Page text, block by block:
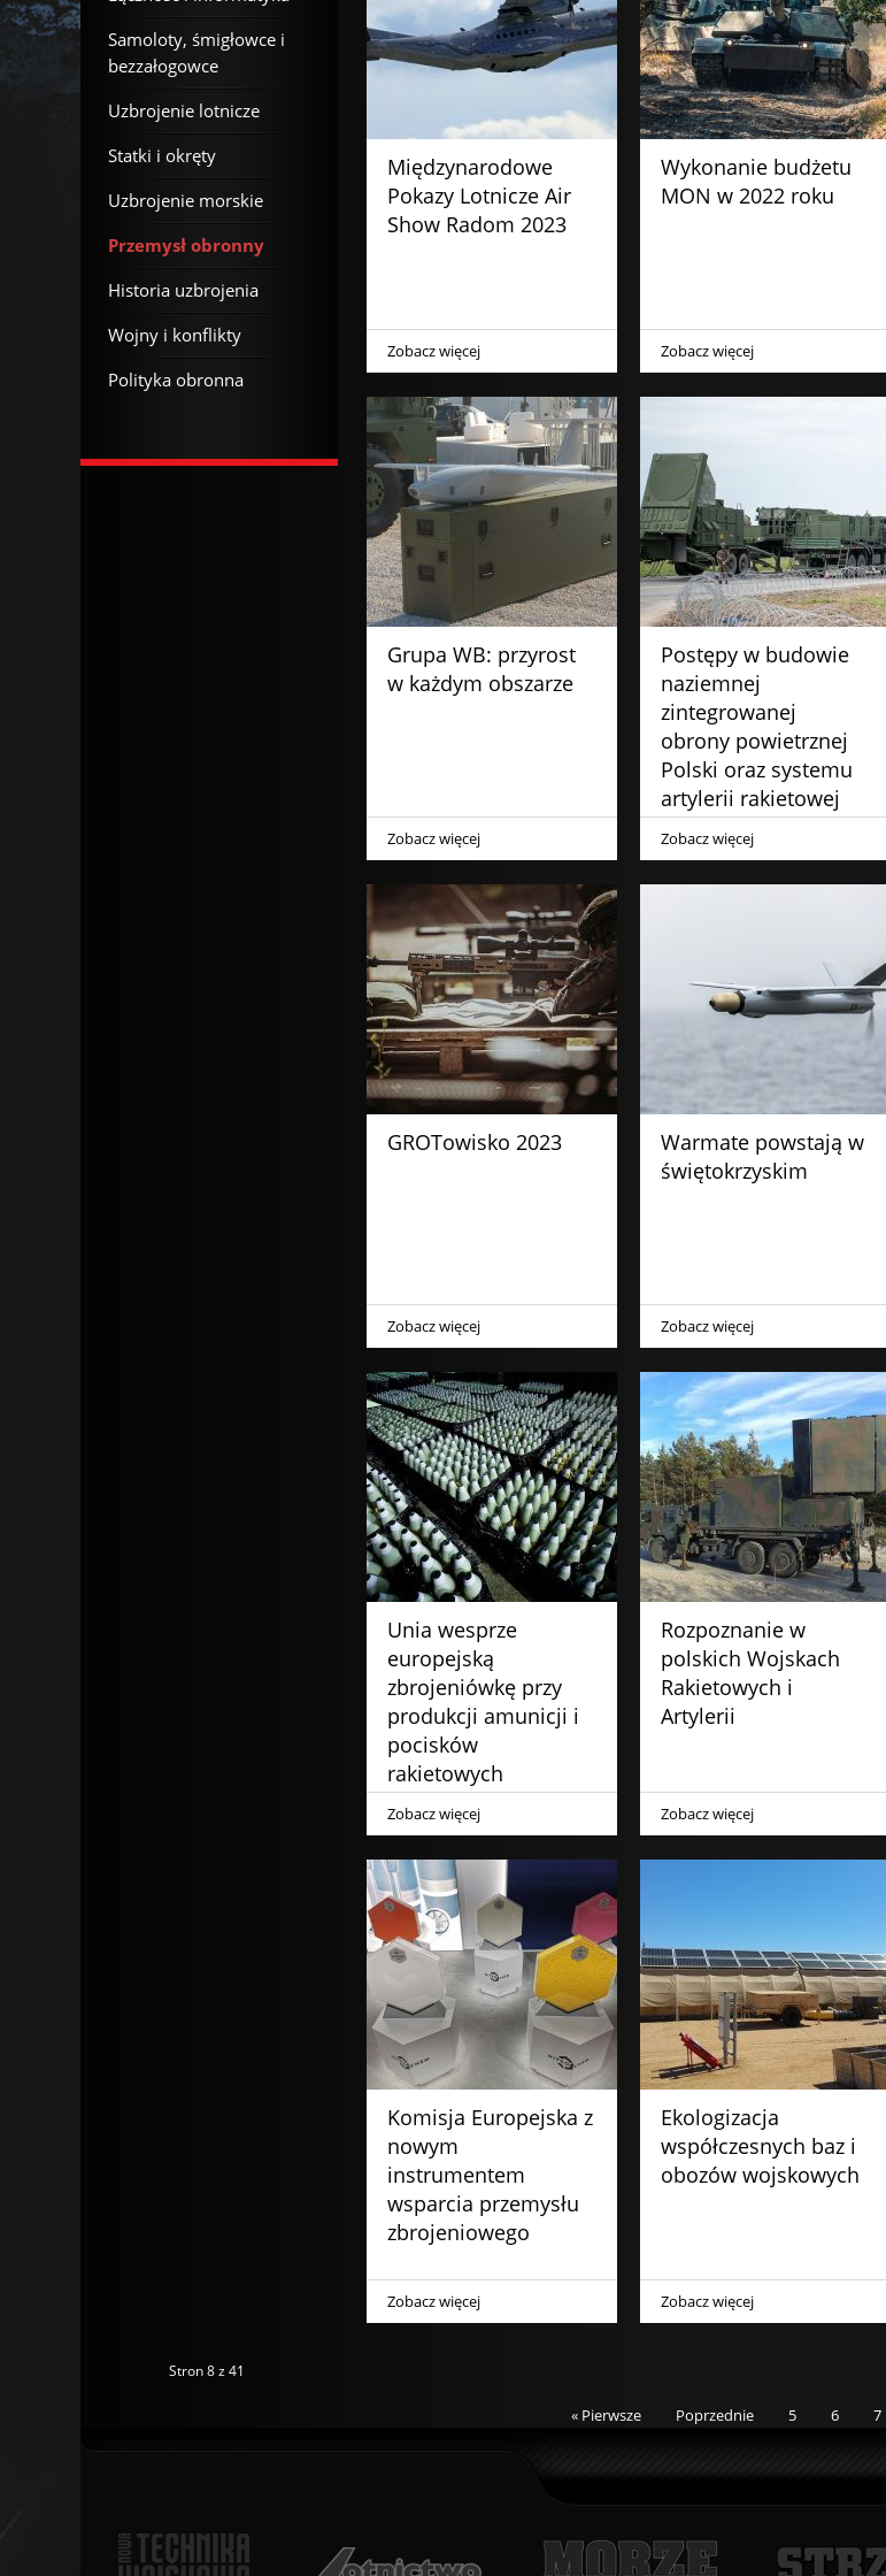
Międzynarodowe
Pokazy Lotnicze Air
Show Radom 2023
Zobacz więcej
Wykonanie budżetu
MON w 2022 roku
Zobacz więcej
Grupa WB: przyrost
w każdym obszarze
Zobacz więcej
Postępy w budowie
naziemnej
zintegrowanej
obrony powietrznej
Polski oraz systemu
artylerii rakietowej
Homar
Zobacz więcej
GROTowisko 2023
Zobacz więcej
Warmate powstają w
świętokrzyskim
Zobacz więcej
Unia wesprze
europejską
zbrojeniówkę przy
produkcji amunicji i
pocisków
rakietowych
Zobacz więcej
Rozpoznanie w
polskich Wojskach
Rakietowych i
Artylerii
Zobacz więcej
Komisja Europejska z
nowym
instrumentem
wsparcia przemysłu
zbrojeniowego
Zobacz więcej
Ekologizacja
współczesnych baz i
obozów wojskowych
Zobacz więcej
Stron 8 z 41
« Pierwsze Poprzednie 5 6 7
Samoloty, śmigłowce i
bezzałogowce
Uzbrojenie lotnicze
Statki i okręty
Uzbrojenie morskie
Przemysł obronny
Historia uzbrojenia
Wojny i konflikty
Polityka obronna